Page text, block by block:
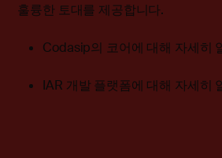
훌륭한 토대를 제공합니다.
Codasip의 코어에 대해 자세히
IAR 개발 플랫폼에 대해 자세히